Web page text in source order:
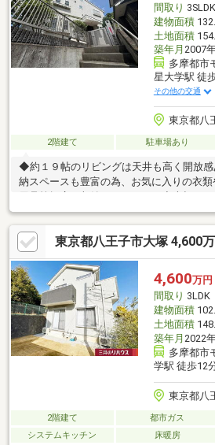
間取り 3SLDK
建物面積
土地面積
築年月 2007
多摩都市
星大学駅 徒
その他の交通
東京都八
2階建て 駐車場あり
◆約１９帖のリビングは天井も高く開放
納スペースも豊富の為、お気に入りの衣類
れるＢＯＸガレージ
東京都八王子市大塚 4,600
4,600万円
間取り 3LDK
建物面積
土地面積
築年月 2022
多摩都市
学駅 徒歩12
東京都八
2階建て 都市ガス
システムキッチン
床暖房